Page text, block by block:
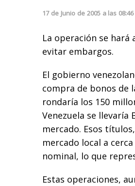
17 de Junio de 2005 a las 08:46
La operación se hará
evitar embargos.
El gobierno
compra de bonos de
rondaría los 150
Venezuela se llevaría
mercado. Esos
mercado local a
nominal, lo que
Estas operaciones,